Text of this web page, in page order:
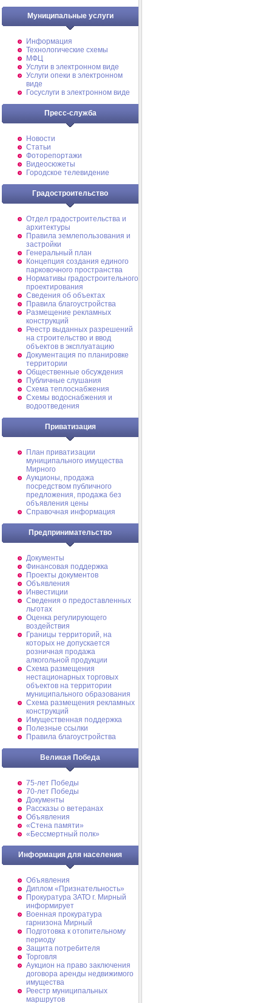
Муниципальные услуги
Информация
Технологические схемы
МФЦ
Услуги в электронном виде
Услуги опеки в электронном
виде
Госуслуги в электронном виде
Пресс-служба
Новости
Статьи
Фоторепортажи
Видеосюжеты
Городское телевидение
Градостроительство
Отдел градостроительства и
архитектуры
Правила землепользования и
застройки
Генеральный план
Концепция создания единого
парковочного пространства
Нормативы градостроительного
проектирования
Сведения об объектах
Правила благоустройства
Размещение рекламных
конструкций
Реестр выданных разрешений
на строительство и ввод
объектов в эксплуатацию
Документация по планировке
территории
Общественные обсуждения
Публичные слушания
Схема теплоснабжения
Схемы водоснабжения и
водоотведения
Приватизация
План приватизации
муниципального имущества
Мирного
Аукционы, продажа
посредством публичного
предложения, продажа без
объявления цены
Справочная информация
Предпринимательство
Документы
Финансовая поддержка
Проекты документов
Объявления
Инвестиции
Сведения о предоставленных
льготах
Оценка регулирующего
воздействия
Границы территорий, на
которых не допускается
розничная продажа
алкогольной продукции
Схема размещения
нестационарных торговых
объектов на территории
муниципального образования
Схема размещения рекламных
конструкций
Имущественная поддержка
Полезные ссылки
Правила благоустройства
Великая Победа
75-лет Победы
70-лет Победы
Документы
Рассказы о ветеранах
Объявления
«Стена памяти»
«Бессмертный полк»
Информация для населения
Объявления
Диплом «Признательность»
Прокуратура ЗАТО г. Мирный
информирует
Военная прокуратура
гарнизона Мирный
Подготовка к отопительному
периоду
Защита потребителя
Торговля
Аукцион на право заключения
договора аренды недвижимого
имущества
Реестр муниципальных
маршрутов